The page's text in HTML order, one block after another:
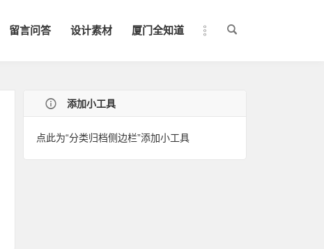
留言问答 设计素材 厦门全知道
添加小工具
点此为“分类归档侧边栏”添加小工具